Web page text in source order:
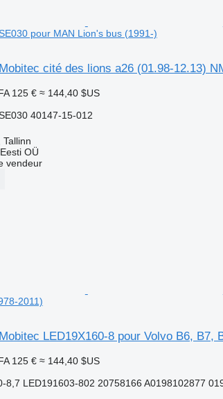
pour MAN Lion's bus (1991-)
cité des lions a26 (01.98-12.13)
125 € ≈ 144,40 $US
40147-15-012
Tallinn
OÜ
vendeur
2011)
LED19X160-8 pour Volvo B6, B7,
125 € ≈ 144,40 $US
8,7 LED191603-802 20758166 A0198102877